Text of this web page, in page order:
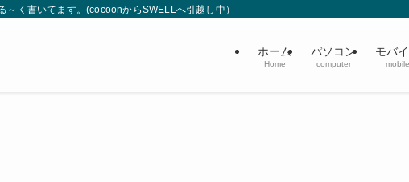
～く書いてます。(cocoonからSWELLへ引越し中）
ホーム
Home
パソコン
computer
モバ
mobile